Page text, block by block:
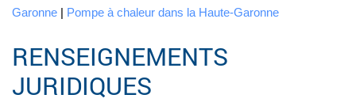
Garonne | Pompe à chaleur dans la Haute-Garonne
RENSEIGNEMENTS
JURIDIQUES